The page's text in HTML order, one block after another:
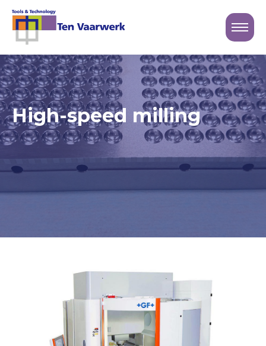
Logo Ten Vaarwerk
Sluiten
High-speed milling